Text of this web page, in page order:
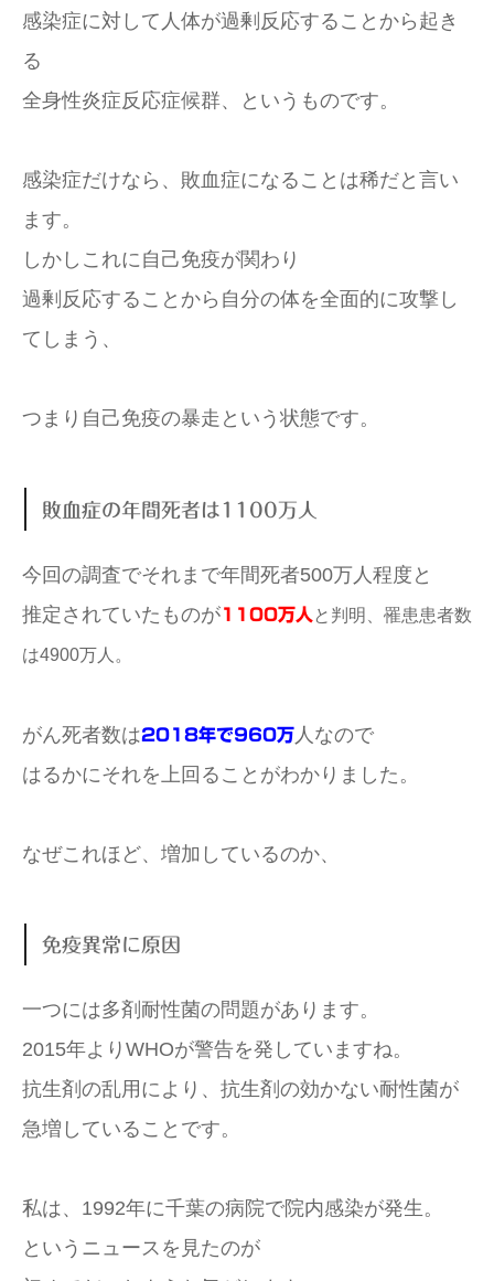
感染症に対して人体が過剰反応することから起き
る
全身性炎症反応症候群、というものです。
感染症だけなら、敗血症になることは稀だと言い
ます。
しかしこれに自己免疫が関わり
過剰反応することから自分の体を全面的に攻撃し
てしまう、
つまり自己免疫の暴走という状態です。
敗血症の年間死者は1100万人
今回の調査でそれまで年間死者500万人程度と
推定されていたものが1100万人 と判明、 罹患患者数
は4900万人。
がん死者数は2018年で960万 人なので
はるかにそれを上回ることがわかりました。
なぜこれほど、増加しているのか、
免疫異常に原因
一つには多剤耐性菌の問題があります。
2015年よりWHOが警告を発していますね。
抗生剤の乱用により、抗生剤の効かない耐性菌が
急増していることです。
私は、1992年に千葉の病院で院内感染が発生。
というニュースを見たのが